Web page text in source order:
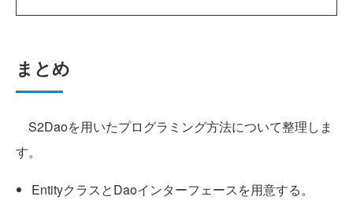
まとめ
S2Daoを用いたプログラミング方法について整理しま
す。
EntityクラスとDaoインターフェースを用意する。